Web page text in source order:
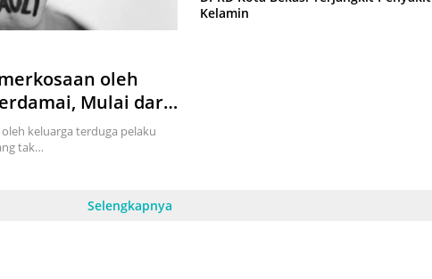
oleh
Mulai dari
Kelamin
keluarga terduga pelaku
tak…
Kelamin
Selengkapnya